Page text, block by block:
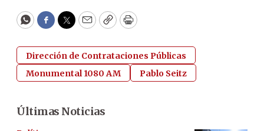
WhatsApp
Facebook
Twitter
EmailCopyPrint
Dirección de Contrataciones Públicas
Monumental 1080 AM
Pablo Seitz
Últimas Noticias